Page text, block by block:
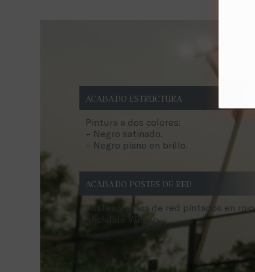
ACABADO ESTRUCTURA
Pintura a dos colores:
– Negro satinado.
– Negro piano en brillo.
ACABADO POSTES DE RED
Postes y placa de red pintados en rojo
oficial de Wilson.